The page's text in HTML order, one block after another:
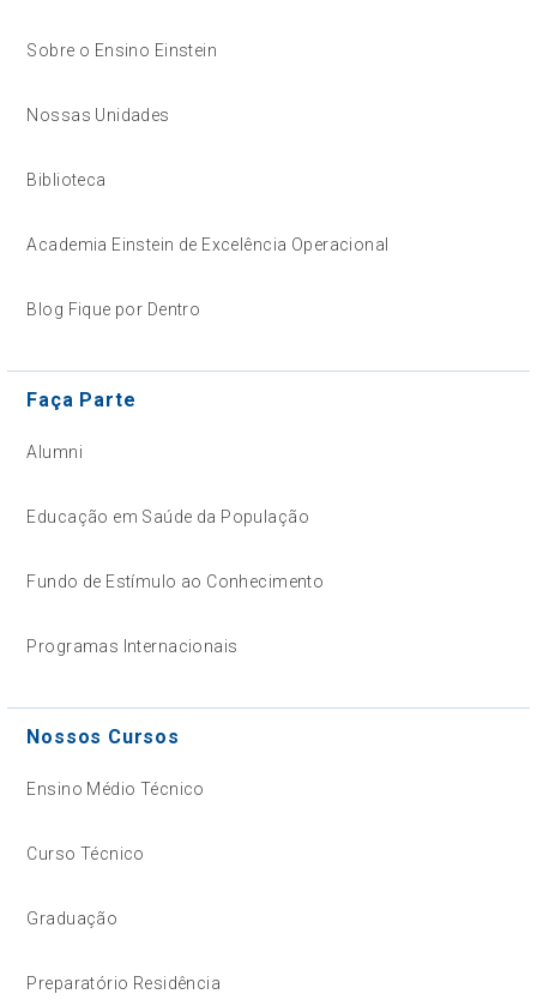
Sobre o Ensino Einstein
Nossas Unidades
Biblioteca
Academia Einstein de Excelência Operacional
Blog Fique por Dentro
Faça Parte
Alumni
Educação em Saúde da População
Fundo de Estímulo ao Conhecimento
Programas Internacionais
Nossos Cursos
Ensino Médio Técnico
Curso Técnico
Graduação
Preparatório Residência